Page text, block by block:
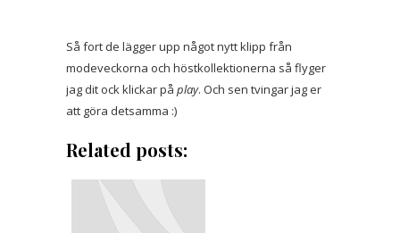
Så fort de lägger upp något nytt klipp från
modeveckorna och höstkollektionerna så flyger
jag dit ock klickar på play. Och sen tvingar jag er
att göra detsamma :)
Related posts: